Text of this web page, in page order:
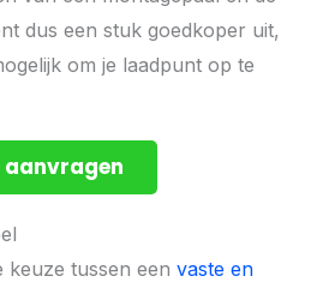
dus een stuk goedkoper uit,
om je laadpunt op te
keuze tussen een vaste en